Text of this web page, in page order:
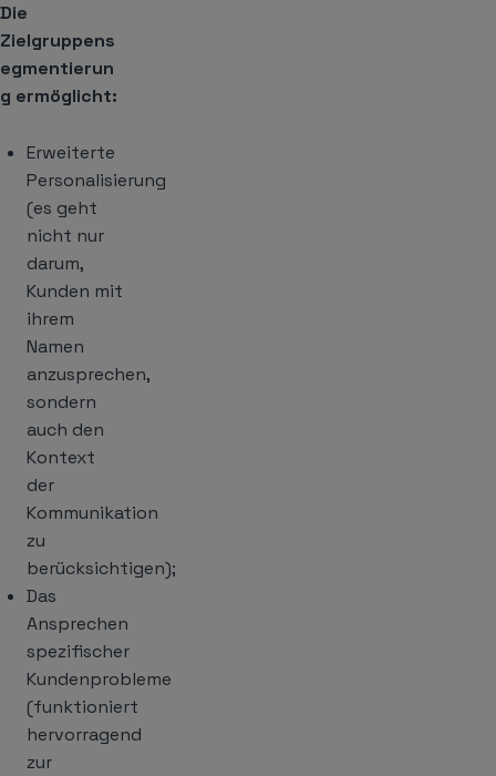
Die
Zielgruppens
egmentierun
g ermöglicht:
Erweiterte
Personalisierung
(es geht
nicht nur
darum,
Kunden mit
ihrem
Namen
anzusprechen,
sondern
auch den
Kontext
der
Kommunikation
zu
berücksichtigen);
Das
Ansprechen
spezifischer
Kundenprobleme
(funktioniert
hervorragend
zur